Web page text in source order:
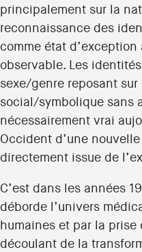
principalement sur la
reconnaissance des
comme état
observable. Les
sexe/genre reposant
social/symbolique sans
nécessairement vrai
Occident d’une
directement issue de
C’est dans les années
déborde l’univers
humaines et par la
découlant de la